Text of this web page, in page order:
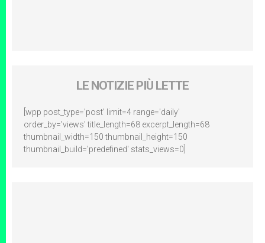
LE NOTIZIE PIÙ LETTE
[wpp post_type='post' limit=4 range='daily'
order_by='views' title_length=68 excerpt_length=68
thumbnail_width=150 thumbnail_height=150
thumbnail_build='predefined' stats_views=0]